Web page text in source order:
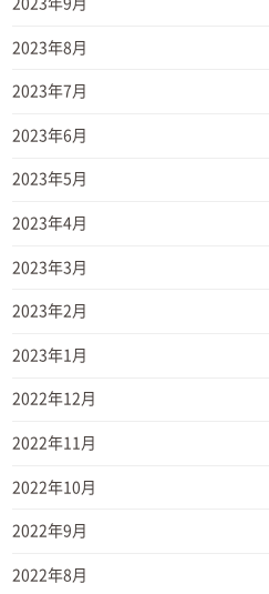
2023年9月
2023年8月
2023年7月
2023年6月
2023年5月
2023年4月
2023年3月
2023年2月
2023年1月
2022年12月
2022年11月
2022年10月
2022年9月
2022年8月